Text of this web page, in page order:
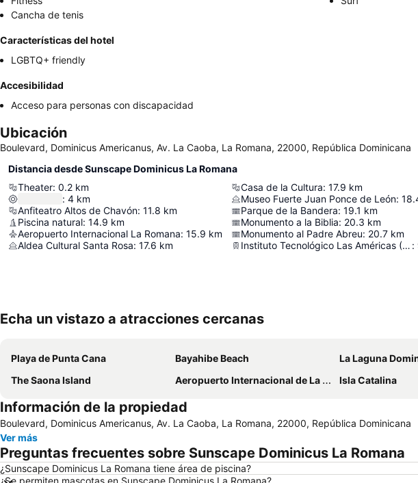
Cancha de tenis
Características del hotel
LGBTQ+ friendly
Accesibilidad
Acceso para personas con discapacidad
Ubicación
Boulevard, Dominicus Americanus, Av. La Caoba, La Romana, 22000, República Dominicana
Distancia desde Sunscape Dominicus La Romana
Theater: 0.2 km
: 4 km
Anfiteatro Altos de Chavón: 11.8 km
Piscina natural: 14.9 km
Aeropuerto Internacional La Romana: 15.9 km
Aldea Cultural Santa Rosa: 17.6 km
Casa de la Cultura: 17.9 km
Museo Fuerte Juan Ponce de León:
Parque de la Bandera: 19.1 km
Monumento a la Biblia: 20.3 km
Monumento al Padre Abreu: 20.7 km
Instituto Tecnológico Las Américas (ITLA) :
Echa un vistazo a atracciones cercanas
Playa de Punta Cana Bayahibe Beach La Laguna
The Saona Island
Aeropuerto Internacional de La Romana Isla Catalina
Información de la propiedad
Boulevard, Dominicus Americanus, Av. La Caoba, La Romana, 22000, República Dominicana
Ver más
Preguntas frecuentes sobre Sunscape Dominicus La Romana
¿Sunscape Dominicus La Romana tiene área de piscina?